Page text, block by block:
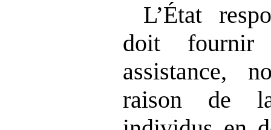
L’État
doit fournir
assistance,
raison de